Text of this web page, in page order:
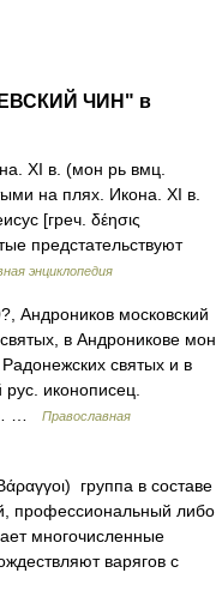
ЧИН" в
XI в. (мон рь вмц.
на плях. Икона. XI в.
[греч. δέησις
предстательствуют
энциклопедия
Андроников московский
в Андроникове мон
святых и в
иконописец.
…
Православная
группа в составе
профессиональный либо
многочисленные
варягов с